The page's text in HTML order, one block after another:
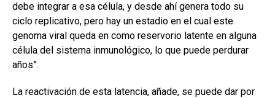
debe integrar a esa célula, y desde ahí genera todo su
ciclo replicativo, pero hay un estadio en el cual este
genoma viral queda en como reservorio latente en alguna
célula del sistema inmunológico, lo que puede perdurar
años”.
La reactivación de esta latencia, añade, se puede dar por